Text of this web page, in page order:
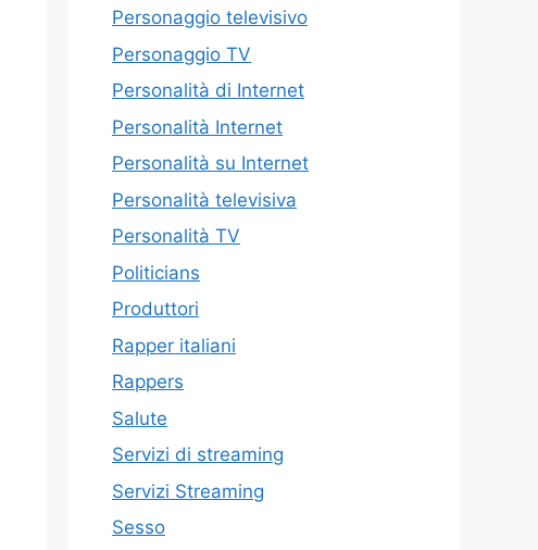
Personaggio televisivo
Personaggio TV
Personalità di Internet
Personalità Internet
Personalità su Internet
Personalità televisiva
Personalità TV
Politicians
Produttori
Rapper italiani
Rappers
Salute
Servizi di streaming
Servizi Streaming
Sesso